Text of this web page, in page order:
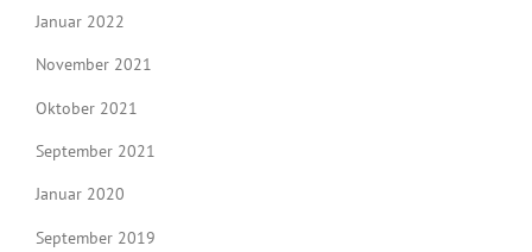
Januar 2022
November 2021
Oktober 2021
September 2021
Januar 2020
September 2019